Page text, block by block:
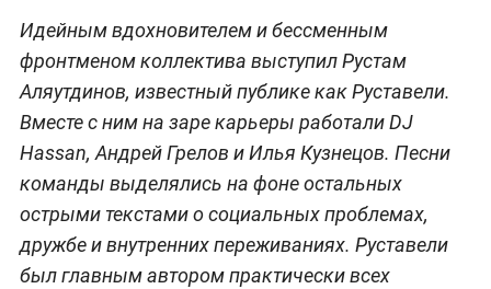
Идейным вдохновителем и бессменным
фронтменом коллектива выступил Рустам
Аляутдинов, известный публике как Руставели.
Вместе с ним на заре карьеры работали DJ
Hassan, Андрей Грелов и Илья Кузнецов. Песни
команды выделялись на фоне остальных
острыми текстами о социальных проблемах,
дружбе и внутренних переживаниях. Руставели
был главным автором практически всех